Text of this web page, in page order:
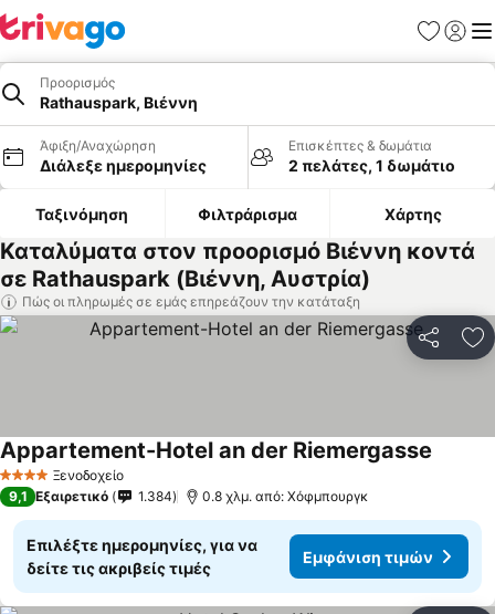
Προορισμός
Rathauspark, Βιέννη
Άφιξη/Αναχώρηση
Διάλεξε ημερομηνίες
Επισκέπτες & δωμάτια
2 πελάτες, 1 δωμάτιο
Ταξινόμηση Φιλτράρισμα Χάρτης
Καταλύματα στον προορισμό Βιέννη κοντά
σε Rathauspark (Βιέννη, Αυστρία)
Πώς οι πληρωμές σε εμάς επηρεάζουν την κατάταξη
4 ΑστέριαΞενοδοχείο
Appartement-Hotel an der Riemergasse
9,1 Εξαιρετικό 1.384 0.8 χλμ. από: Χόφμπουργκ
Επιλέξτε ημερομηνίες, για να
δείτε τις ακριβείς τιμές
Εμφάνιση τιμών